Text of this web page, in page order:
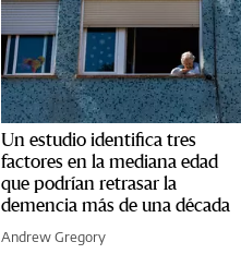
Un estudio identifica tres
factores en la mediana edad
que podrían retrasar la
demencia más de una década
Andrew Gregory